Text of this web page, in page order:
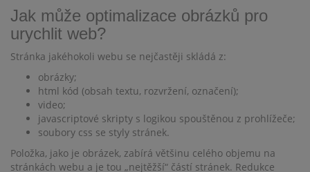
Jak může optimalizace obrázků pro
urychlit web?
Stránka jakéhokoli webu se nejčastěji skládá z:
obrázky;
html kód (obsah textu, rozvržení, označení);
video;
javascriptové skripty s logikou spouštěnou z prohlížeče;
soubory css se styly stránek.
Položka, jako je obrázek, zabírá většinu celého objemu na
stránkách webu a je tou „nejtěžší“ částí stránek. Redukce